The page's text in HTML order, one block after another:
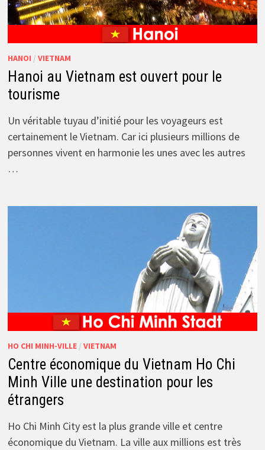
HANOI / VIETNAM
Hanoi au Vietnam est ouvert pour le
tourisme
Un véritable tuyau d’initié pour les voyageurs est
certainement le Vietnam. Car ici plusieurs millions de
personnes vivent en harmonie les unes avec les autres
…
HO CHI MINH-VILLE/ VIETNAM
Centre économique du Vietnam Ho Chi
Minh Ville une destination pour les
étrangers
Ho Chi Minh City est la plus grande ville et centre
économique du Vietnam. La ville aux millions est très